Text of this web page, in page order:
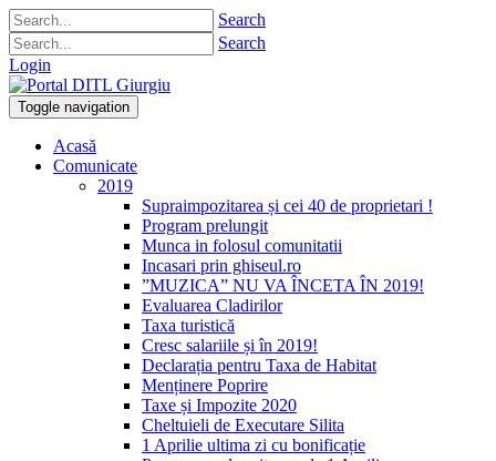
Search
Search
Login
Toggle navigation
Acasă
Comunicate
2019
Supraimpozitarea și cei 40 de proprietari !
Program prelungit
Munca in folosul comunitatii
Incasari prin ghiseul.ro
”MUZICA” NU VA ÎNCETA ÎN 2019!
Evaluarea Cladirilor
Taxa turistică
Cresc salariile și în 2019!
Declarația pentru Taxa de Habitat
Menținere Poprire
Taxe și Impozite 2020
Cheltuieli de Executare Silita
1 Aprilie ultima zi cu bonificație